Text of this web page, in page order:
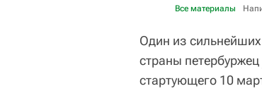
Все материалы
Один из
страны петербуржец
стартующего 10